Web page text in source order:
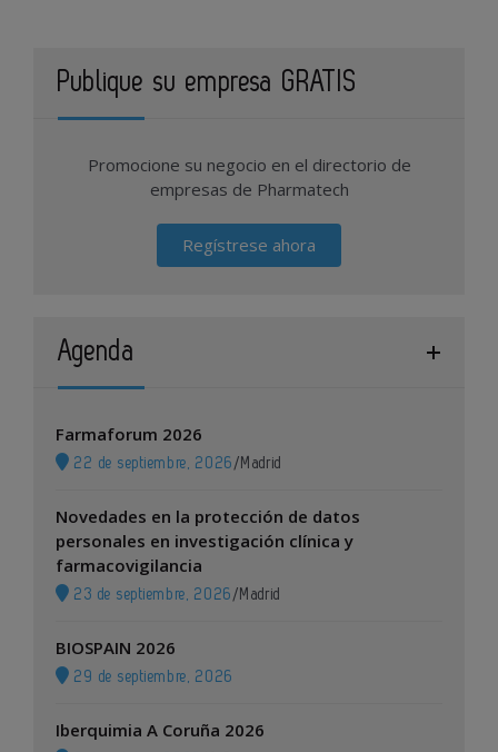
Publique su empresa GRATIS
Promocione su negocio en el directorio de
empresas de Pharmatech
Regístrese ahora
Agenda
Farmaforum 2026
22 de septiembre, 2026 / Madrid
Novedades en la protección de datos
personales en investigación clínica y
farmacovigilancia
23 de septiembre, 2026 / Madrid
BIOSPAIN 2026
29 de septiembre, 2026
Iberquimia A Coruña 2026